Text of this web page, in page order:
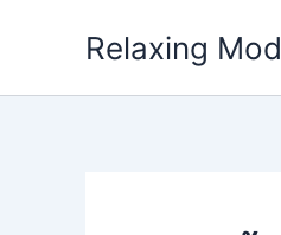
Relaxing